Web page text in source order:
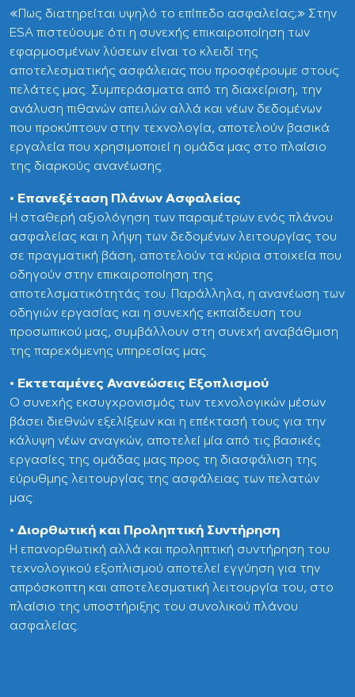
«Πως διατηρείται υψηλό το επίπεδο ασφαλείας;» Στην
ESA πιστεύουμε ότι η συνεχής επικαιροποίηση των
εφαρμοσμένων λύσεων είναι το κλειδί της
αποτελεσματικής ασφάλειας που προσφέρουμε στους
πελάτες μας. Συμπεράσματα από τη διαχείριση, την
ανάλυση πιθανών απειλών αλλά και νέων δεδομένων
που προκύπτουν στην τεχνολογία, αποτελούν βασικά
εργαλεία που χρησιμοποιεί η ομάδα μας στο πλαίσιο
της διαρκούς ανανέωσης.
• Επανεξέταση Πλάνων Ασφαλείας
Η σταθερή αξιολόγηση των παραμέτρων ενός πλάνου
ασφαλείας και η λήψη των δεδομένων λειτουργίας του
σε πραγματική βάση, αποτελούν τα κύρια στοιχεία που
οδηγούν στην επικαιροποίηση της
αποτελσματικότητάς του. Παράλληλα, η ανανέωση των
οδηγιών εργασίας και η συνεχής εκπαίδευση του
προσωπικού μας, συμβάλλουν στη συνεχή αναβάθμιση
της παρεχόμενης υπηρεσίας μας.
• Εκτεταμένες Ανανεώσεις Εξοπλισμού
Ο συνεχής εκσυγχρονισμός των τεχνολογικών μέσων
βάσει διεθνών εξελίξεων και η επέκτασή τους για την
κάλυψη νέων αναγκών, αποτελεί μία από τις βασικές
εργασίες της ομάδας μας προς τη διασφάλιση της
εύρυθμης λειτουργίας της ασφάλειας των πελατών
μας.
• Διορθωτική και Προληπτική Συντήρηση
Η επανορθωτική αλλά και προληπτική συντήρηση του
τεχνολογικού εξοπλισμού αποτελεί εγγύηση για την
απρόσκοπτη και αποτελεσματική λειτουργία του, στο
πλαίσιο της υποστήριξης του συνολικού πλάνου
ασφαλείας.